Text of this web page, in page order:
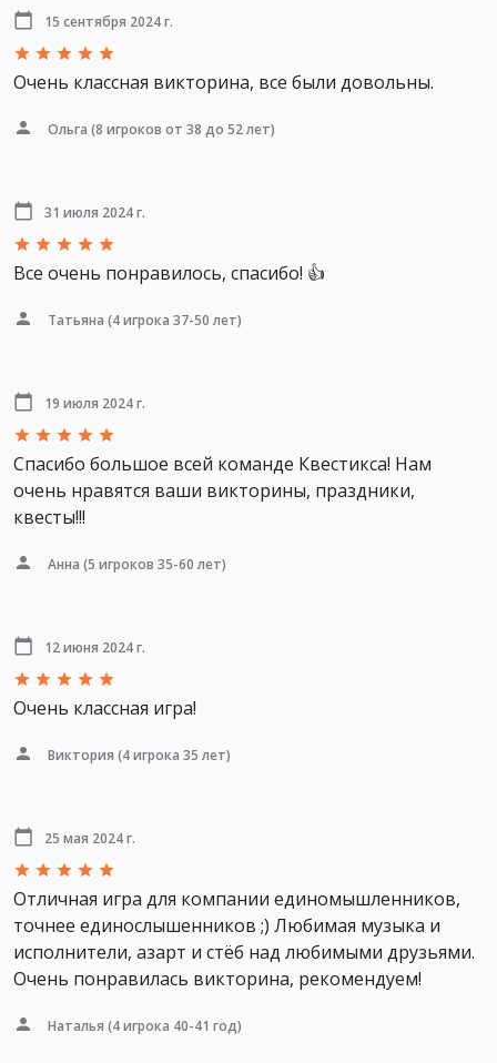
15 сентября 2024 г.
Очень классная викторина, все были довольны.
Ольга (8 игроков от 38 до 52 лет)
31 июля 2024 г.
Все очень понравилось, спасибо! 👍
Татьяна (4 игрока 37-50 лет)
19 июля 2024 г.
Спасибо большое всей команде Квестикса! Нам
очень нравятся ваши викторины, праздники,
квесты!!!
Анна (5 игроков 35-60 лет)
12 июня 2024 г.
Очень классная игра!
Виктория (4 игрока 35 лет)
25 мая 2024 г.
Отличная игра для компании единомышленников,
точнее единослышенников ;) Любимая музыка и
исполнители, азарт и стёб над любимыми друзьями.
Очень понравилась викторина, рекомендуем!
Наталья (4 игрока 40-41 год)